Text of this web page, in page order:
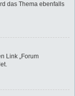
das Thema ebenfalls
Link „Forum